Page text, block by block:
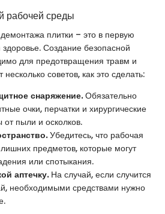
рабочей среды
плитки – это в первую
Создание безопасной
для предотвращения травм и
советов, как это сделать:
снаряжение.Обязательно
очки, перчатки и хирургические
пыли и осколков.
Убедитесь, что рабочая
предметов, которые могут
или спотыкания.
аптечку.На случай, если случится
необходимыми средствами нужно